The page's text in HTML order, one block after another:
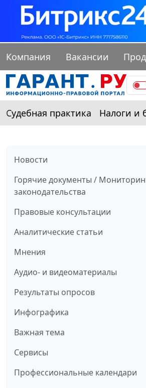
Компания Вакансии
Судебная практика Налоги и
Новости
Горячие документы /
законодательства
Правовые консультации
Аналитические статьи
Мнения
Аудио- и видеоматериалы
Результаты опросов
Инфографика
Важная тема
Сервисы
Профессиональные календари